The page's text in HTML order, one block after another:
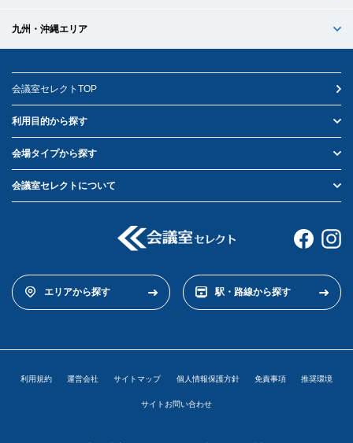
九州・沖縄エリア
会議室セレクトTOP
利用目的から探す
会場タイプから探す
会議室セレクトについて
エリアから探す 駅・路線から探す
利用規約 運営会社 サイトマップ 個人情報保護方針 免責事項 推奨環境
サイトお問い合わせ